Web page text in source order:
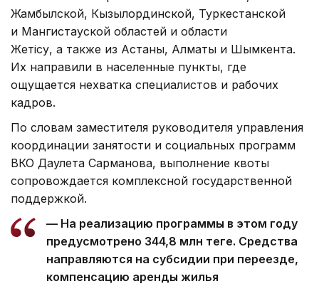
Жамбылской, Кызылординской, Туркестанской
и Мангистауской областей и области
Жетiсу, а также из Астаны, Алматы и Шымкента.
Их направили в населенные пункты, где
ощущается нехватка специалистов и рабочих
кадров.
По словам заместителя руководителя управления
координации занятости и социальных программ
ВКО Даулета Сарманова, выполнение квоты
сопровождается комплексной государственной
поддержкой.
— На реализацию программы в этом году
предусмотрено 344,8 млн теңге. Средства
направляются на субсидии при переезде,
компенсацию аренды жилья